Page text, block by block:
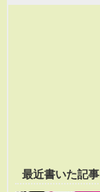
最近書いた記事